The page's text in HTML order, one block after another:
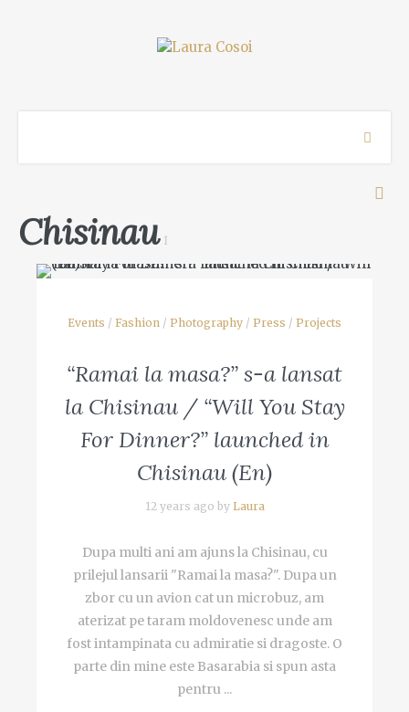
Chisinau1
Events / Fashion / Photography / Press / Projects
“Ramai la masa?” s-a lansat
la Chisinau / “Will You Stay
For Dinner?” launched in
Chisinau (En)
12 years ago by Laura
Dupa multi ani am ajuns la Chisinau, cu
prilejul lansarii "Ramai la masa?". Dupa un
zbor cu un avion cat un microbuz, am
aterizat pe taram moldovenesc unde am
fost intampinata cu admiratie si dragoste. O
parte din mine este Basarabia si spun asta
pentru ...